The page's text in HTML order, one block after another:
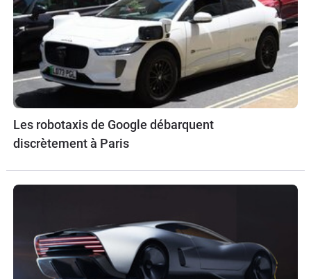
Les robotaxis de Google débarquent
discrètement à Paris